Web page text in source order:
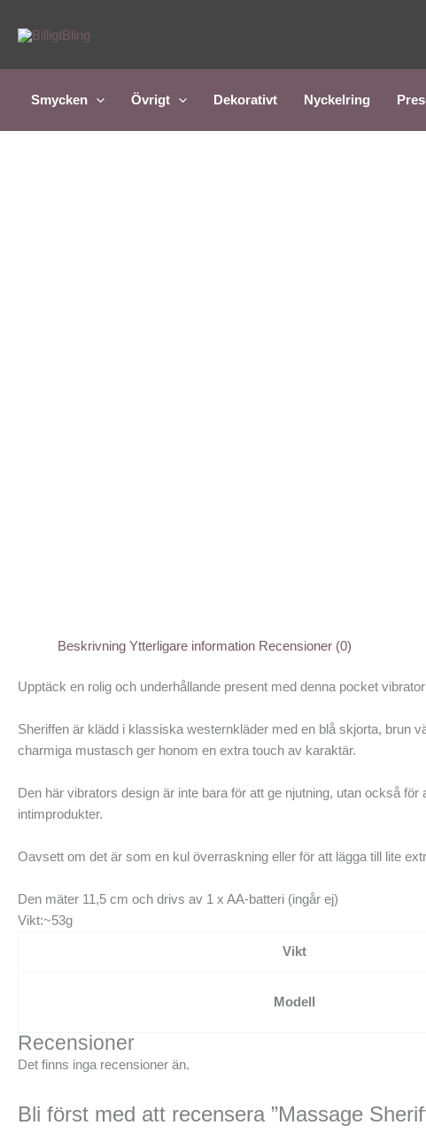
Smycken Övrigt Dekorativt Nyckelring
Beskrivning Ytterligare information Recensioner (0)
Upptäck en rolig och underhållande present med denna pocket
Sheriffen är klädd i klassiska westernkläder med en blå skjorta, brun
charmiga mustasch ger honom en extra touch av karaktär.
Den här vibrators design är inte bara för att ge njutning, utan också
intimprodukter.
Oavsett om det är som en kul överraskning eller för att lägga till lite
Den mäter 11,5 cm och drivs av 1 x AA-batteri (ingår ej)
Vikt:~53g
Vikt
Modell
Recensioner
Det finns inga recensioner än.
Bli först med att recensera ”Massage